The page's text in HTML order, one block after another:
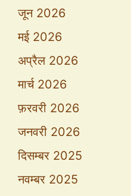
जून 2026
मई 2026
अप्रैल 2026
मार्च 2026
फ़रवरी 2026
जनवरी 2026
दिसम्बर 2025
नवम्बर 2025